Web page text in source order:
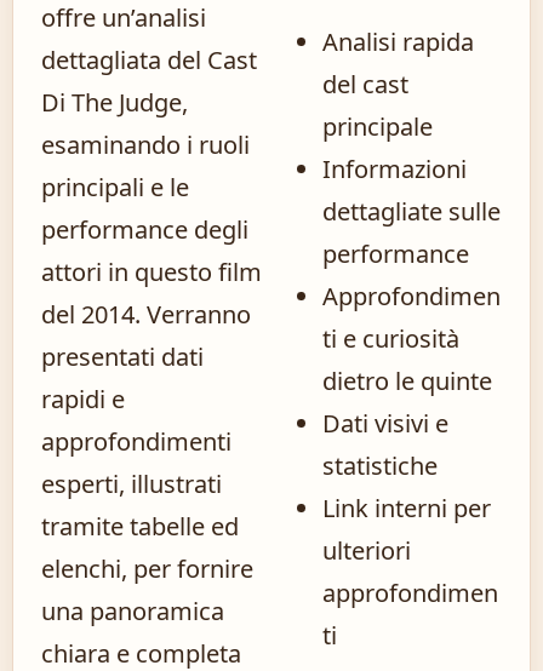
offre un’analisi
dettagliata del Cast
Di The Judge,
esaminando i ruoli
principali e le
performance degli
attori in questo film
del 2014. Verranno
presentati dati
rapidi e
approfondimenti
esperti, illustrati
tramite tabelle ed
elenchi, per fornire
una panoramica
chiara e completa
Analisi rapida
del cast
principale
Informazioni
dettagliate sulle
performance
Approfondimen
ti e curiosità
dietro le quinte
Dati visivi e
statistiche
Link interni per
ulteriori
approfondimen
ti